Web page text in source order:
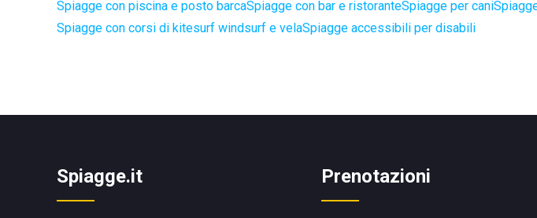
Spiagge con piscina e posto barcaSpiagge con bar e ristoranteSpiagge per cani
Spiagge con corsi di kitesurf windsurf e velaSpiagge accessibili per disabili
Spiagge.it Prenotazioni